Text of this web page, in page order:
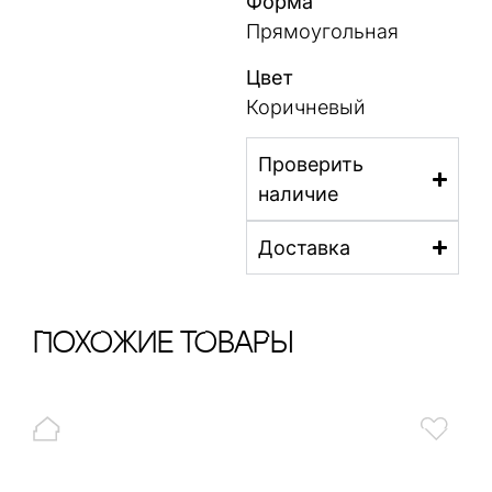
Прямоугольная
Цвет
Коричневый
Проверить
наличие
Доставка
ПохОжИе тОваРы